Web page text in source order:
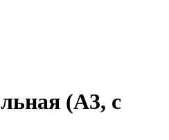
(А3, с